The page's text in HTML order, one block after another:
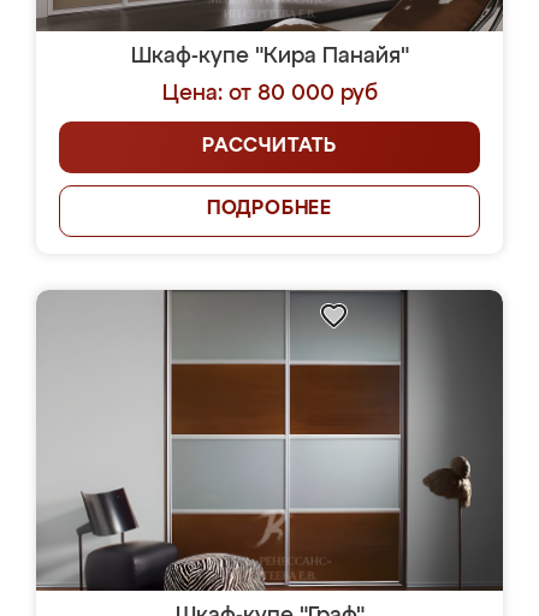
Шкаф-купе "Кира Панайя"
Цена: от 80 000 руб
РАССЧИТАТЬ
ПОДРОБНЕЕ